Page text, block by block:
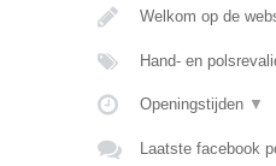
Welkom op de
Hand- en
Openingstijden ▼
Laatste facebook